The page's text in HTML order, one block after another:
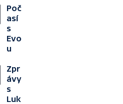
Poč
así
s
Evo
u
Zpr
ávy
s
Luk